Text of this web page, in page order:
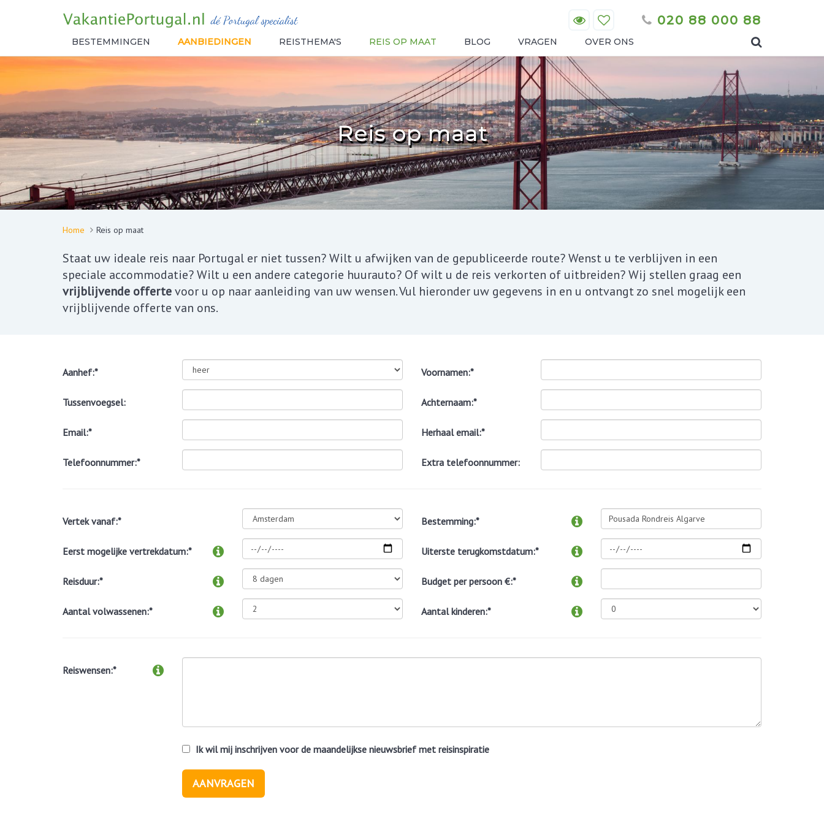
020 88 000 88
BESTEMMINGEN AANBIEDINGEN REISTHEMA'S REIS OP MAAT BLOG VRAGEN OVER ONS
Reis op maat
Home Reis op maat
Staat uw ideale reis naar Portugal er niet tussen? Wilt u afwijken van de gepubliceerde route? Wenst u te verblijven in een
speciale accommodatie? Wilt u een andere categorie huurauto? Of wilt u de reis verkorten of uitbreiden? Wij stellen graag een
vrijblijvende offertevoor u op naar aanleiding van uw wensen. Vul hieronder uw gegevens in en u ontvangt zo snel mogelijk een
vrijblijvende offerte van ons.
Aanhef:* Voornamen:*
Tussenvoegsel: Achternaam:*
Email:* Herhaal email:*
Telefoonnummer:* Extra telefoonnummer:
Vertek vanaf:* Bestemming:*
Eerst mogelijke vertrekdatum:* Uiterste terugkomstdatum:*
Reisduur:* Budget per persoon €:*
Aantal volwassenen:* Aantal kinderen:*
Reiswensen:*
Ik wil mij inschrijven voor de maandelijkse nieuwsbrief met reisinspiratie
AANVRAGEN